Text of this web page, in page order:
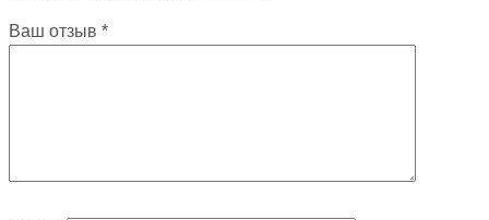
Ваш отзыв *